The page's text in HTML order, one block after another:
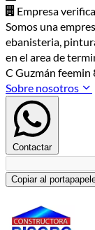
Empresa
Somos una
ebanisteria,
en el area de
C Guzmán feemin
Sobre nosotros
Contactar
Copiar al